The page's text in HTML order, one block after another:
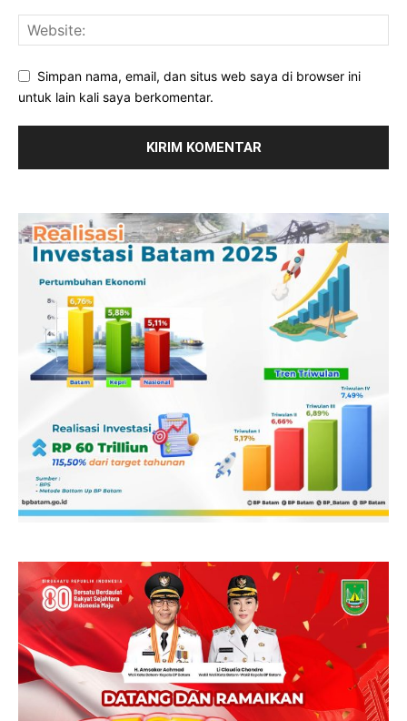
Simpan nama, email, dan situs web saya di browser ini
untuk lain kali saya berkomentar.